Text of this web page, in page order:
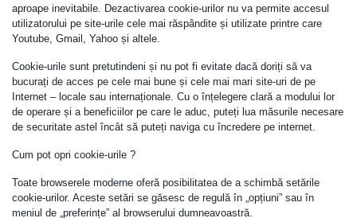
aproape inevitabile. Dezactivarea cookie-urilor nu va permite accesul
utilizatorului pe site-urile cele mai răspândite și utilizate printre care
Youtube, Gmail, Yahoo și altele.
Cookie-urile sunt pretutindeni și nu pot fi evitate dacă doriți să va
bucurați de acces pe cele mai bune și cele mai mari site-uri de pe
Internet – locale sau internaționale. Cu o înțelegere clară a modului lor
de operare și a beneficiilor pe care le aduc, puteți lua măsurile necesare
de securitate astel încât să puteți naviga cu încredere pe internet.
Cum pot opri cookie-urile ?
Toate browserele moderne oferă posibilitatea de a schimbă setările
cookie-urilor. Aceste setări se găsesc de regulă în „opțiuni” sau în
meniul de „preferințe” al browserului dumneavoastră.